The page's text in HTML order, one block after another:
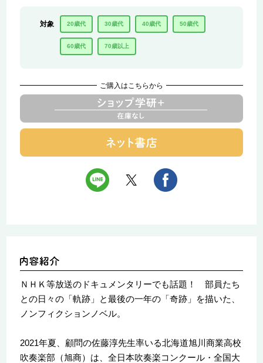
対象 20歳代 30歳代 40歳代 50歳代
60歳代 70歳以上
ご購入はこちらから
ＮＨＫ等放送のドキュメンタリーでも話題！ 部員たち
との日々の「軌跡」と最後の一年の「奇跡」を描いた、
ノンフィクションノベル。
2021年夏、顧問の佐藤淳先生率いる北海道旭川商業高校
吹奏楽部（旭商）は、全日本吹奏楽コンクール・全国大